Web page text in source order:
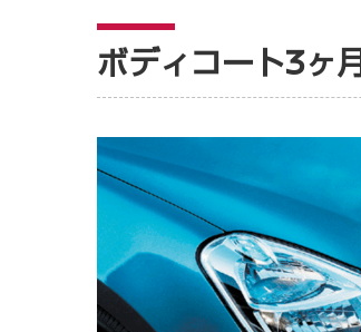
ボディコート3ヶ月